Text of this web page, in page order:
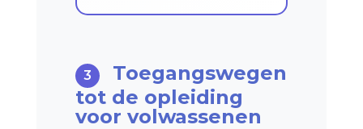
Toegangswegen
tot de opleiding
voor volwassenen